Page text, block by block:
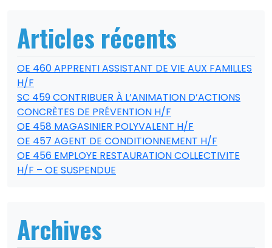
Articles récents
OE 460 APPRENTI ASSISTANT DE VIE AUX FAMILLES
H/F
SC 459 CONTRIBUER À L’ANIMATION D’ACTIONS
CONCRÈTES DE PRÉVENTION H/F
OE 458 MAGASINIER POLYVALENT H/F
OE 457 AGENT DE CONDITIONNEMENT H/F
OE 456 EMPLOYE RESTAURATION COLLECTIVITE
H/F – OE SUSPENDUE
Archives